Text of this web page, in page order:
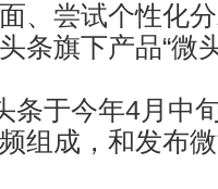
、尝试个性化
条旗下产品“微
条于今年4月中
组成，和发布